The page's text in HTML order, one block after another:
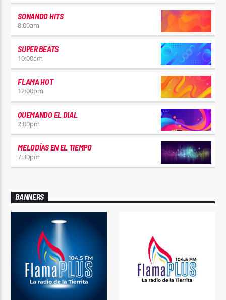
SONANDO HITS
8:00am
SUPER BEATS
10:00am
FLAMA HOT
12:00pm
QUEMANDO EL DIAL
2:00pm
MELODÍAS EN EL TIEMPO
7:30pm
BANNERS